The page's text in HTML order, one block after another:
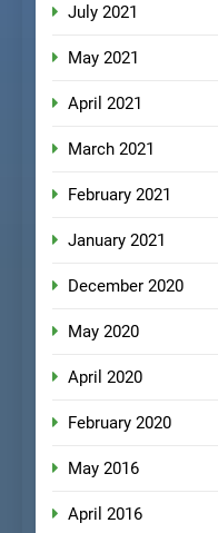
July 2021
May 2021
April 2021
March 2021
February 2021
January 2021
December 2020
May 2020
April 2020
February 2020
May 2016
April 2016